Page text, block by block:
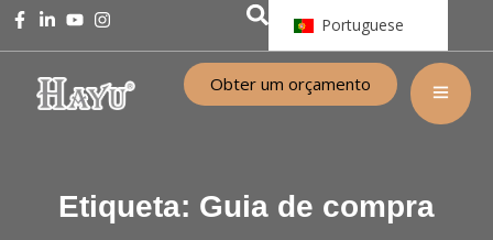
Portuguese
Obter um orçamento
Etiqueta: Guia de compra